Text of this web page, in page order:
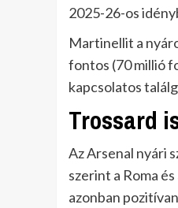
2025-26-os
Martinellit a
fontos (70 millió
kapcsolatos
Trossard
Az Arsenal nyári
szerint a Roma
azonban